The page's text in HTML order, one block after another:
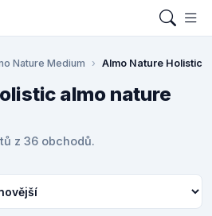
Nature Medium Almo Nature Holistic
almo nature
z 36 obchodů.